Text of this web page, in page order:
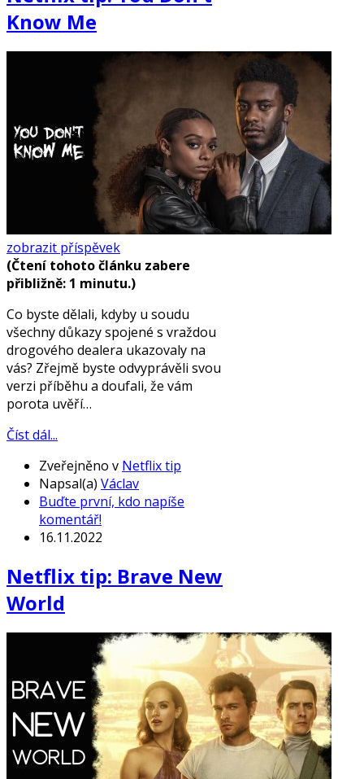
Know Me
zobrazit příspěvek
(Čtení tohoto článku zabere
přibližně: 1 minutu.)
Co byste dělali, kdyby u soudu
všechny důkazy spojené s vraždou
drogového dealera ukazovaly na
vás? Zřejmě byste odvyprávěli svou
verzi příběhu a doufali, že vám
porota uvěří…
Číst dál...
Zveřejněno v Netflix tip
Napsal(a) Václav
Buďte první, kdo napíše
komentář!
16.11.2022
Netflix tip: Brave New
World